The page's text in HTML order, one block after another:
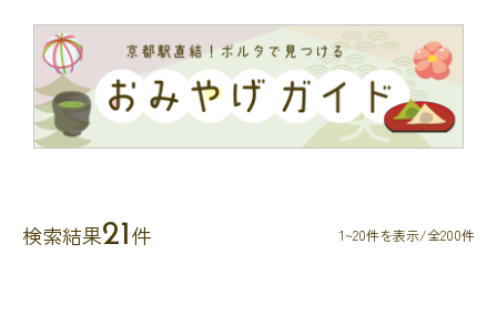
検索結果21件 1~20件を表示/全200件